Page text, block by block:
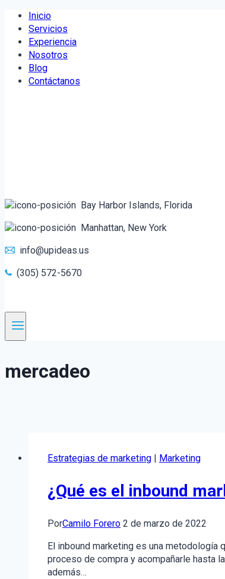
Saltar
contenido
Inicio
Servicios
Experiencia
Nosotros
Blog
Contáctanos
Bay Harbor Islands, Florida
Manhattan, New York
info@upideas.us
(305) 572-5670
mercadeo
Estrategias de marketing | Marketing
¿Qué es el inbound
PorCamilo Forero 2 de marzo de 2022
El inbound marketing es una
proceso de compra y acompañarle hasta
además…